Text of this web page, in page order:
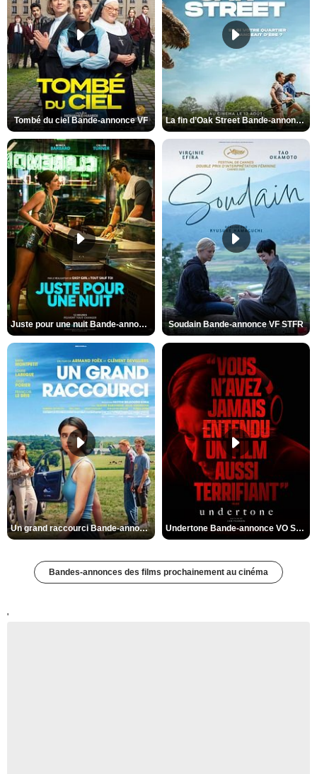
Tombé du ciel Bande-annonce VF La fin d’Oak Street Bande-annonce VO STFR
Juste pour une nuit Bande-annonce VO STFR Soudain Bande-annonce VF STFR
Un grand raccourci Bande-annonce VF Undertone Bande-annonce VO STFR
Bandes-annonces des films prochainement au cinéma
'